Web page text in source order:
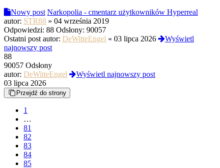
Nowy post Narkopolia - cmentarz użytkowników Hyperreal
autor: STR88 » 04 września 2019
Odpowiedzi: 88 Odsłony: 90057
Ostatni post autor: DeWitteEngel « 03 lipca 2026
Wyświetl
najnowszy post
88
90057 Odsłony
autor: DeWitteEngel
Wyświetl najnowszy post
03 lipca 2026
Przejdź do strony
1
…
81
82
83
84
85